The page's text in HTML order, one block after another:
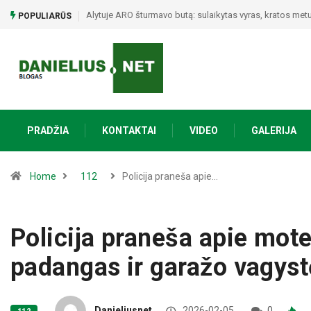
POPULIARŪS Poezijos ir bendrystės vakaras Naujojoje Ūtoje: Vinco
PRADŽIA KONTAKTAI VIDEO GALERIJA
Home 112 Policija praneša apie…
Policija praneša apie
padangas ir garažo